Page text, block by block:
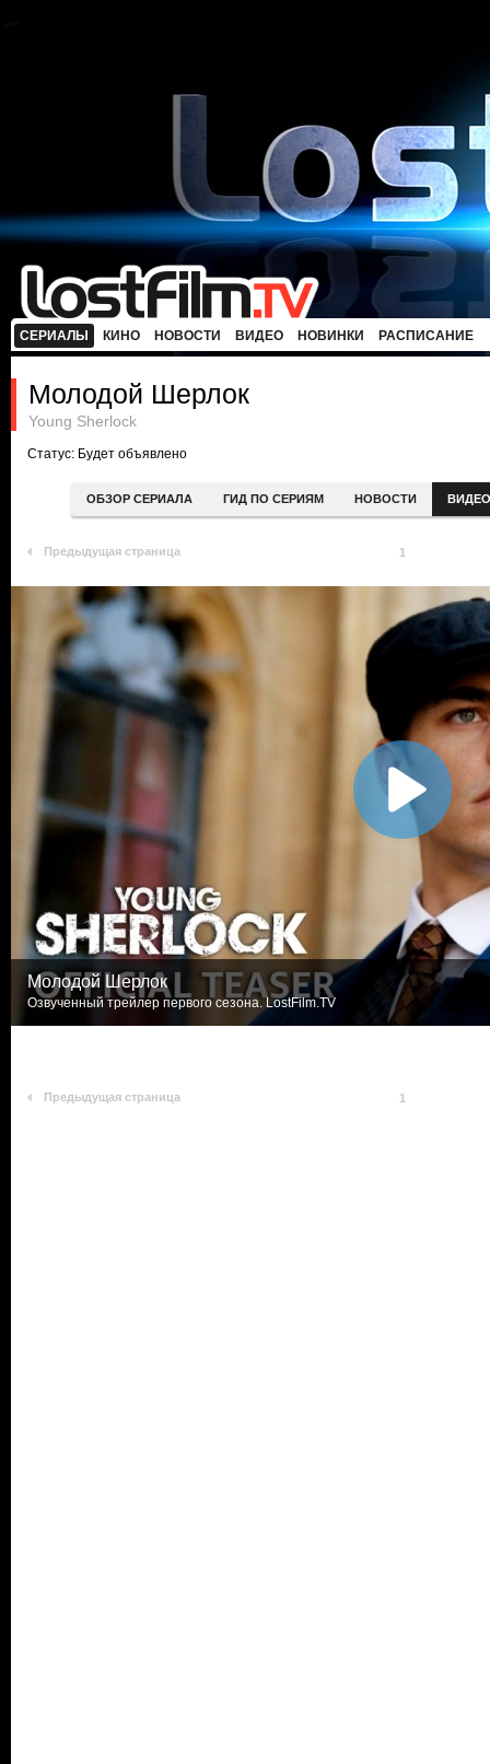
СЕРИАЛЫ КИНО НОВОСТИ ВИДЕО НОВИНКИ РАСПИСАНИЕ
Молодой Шерлок
Young Sherlock
Статус: Будет объявлено
ОБЗОР СЕРИАЛА ГИД ПО СЕРИЯМ НОВОСТИ ВИДЕО
Предыдущая страница 1
Молодой Шерлок
Озвученный трейлер первого сезона. LostFilm.TV
Предыдущая страница 1